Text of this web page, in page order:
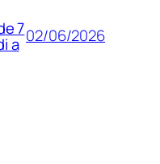
7
a 02/06/2026